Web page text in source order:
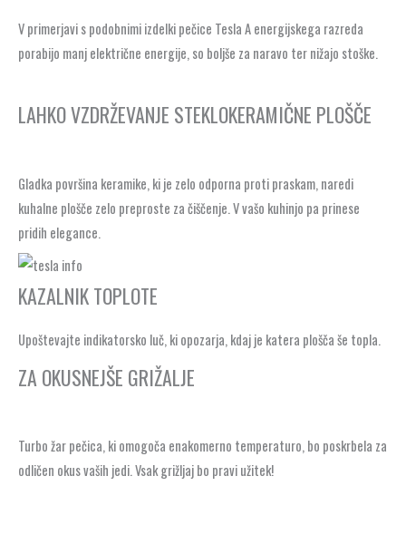
V primerjavi s podobnimi izdelki pečice Tesla A energijskega razreda
porabijo manj električne energije, so boljše za naravo ter nižajo stoške.
LAHKO VZDRŽEVANJE STEKLOKERAMIČNE PLOŠČE
Gladka površina keramike, ki je zelo odporna proti praskam, naredi
kuhalne plošče zelo preproste za čiščenje. V vašo kuhinjo pa prinese
pridih elegance.
KAZALNIK TOPLOTE
Upoštevajte indikatorsko luč, ki opozarja, kdaj je katera plošča še topla.
ZA OKUSNEJŠE GRIŽALJE
Turbo žar pečica, ki omogoča enakomerno temperaturo, bo poskrbela za
odličen okus vaših jedi. Vsak grižljaj bo pravi užitek!